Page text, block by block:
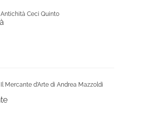
Antichità Ceci Quinto
Il Mercante d’Arte di Andrea Mazzoldi